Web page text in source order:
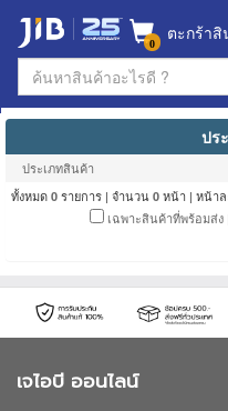
0 ตะกร้าสิ
ปร
ประเภทสินค้า
ทั้งหมด 0 รายการ | จำนวน 0 หน้า | หน้าล
เฉพาะสินค้าที่พร้อมส่ง
เจไอบี ออนไลน์